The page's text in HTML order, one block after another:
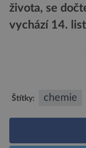
života, se
vychází 14.
Štítky: chemie